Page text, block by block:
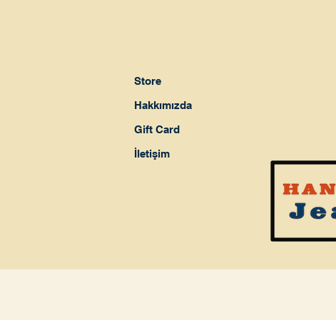
Store
Hakkımızda
Gift Card
İletişim